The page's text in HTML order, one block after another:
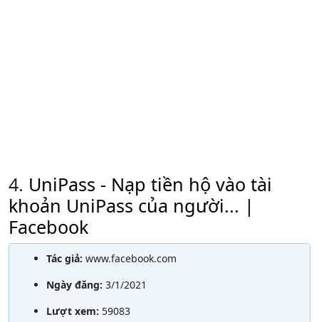
4. UniPass - Nạp tiền hộ vào tài
khoản UniPass của người... |
Facebook
Tác giả: www.facebook.com
Ngày đăng: 3/1/2021
Lượt xem: 59083